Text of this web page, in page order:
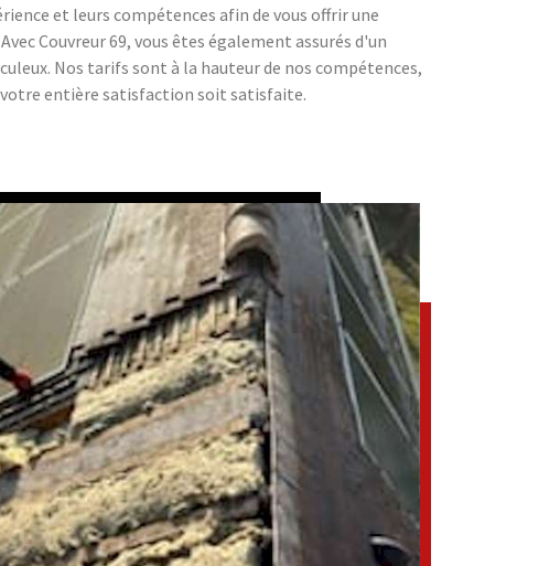
et leurs compétences afin de vous offrir une
Couvreur 69, vous êtes également assurés d'un
Nos tarifs sont à la hauteur de nos compétences,
votre entière satisfaction soit satisfaite.